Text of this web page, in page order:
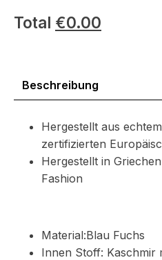
Menge
Total €0.00
Beschreibung
Hergestellt aus
zertifizierten
Hergestellt in
Fashion
Material:Blau Fuchs
Innen Stoff: Kaschmir